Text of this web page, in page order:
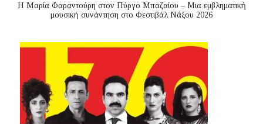
Η Μαρία Φαραντούρη στον Πύργο Μπαζαίου – Μια εμβληματική
μουσική συνάντηση στο Φεστιβάλ Νάξου 2026